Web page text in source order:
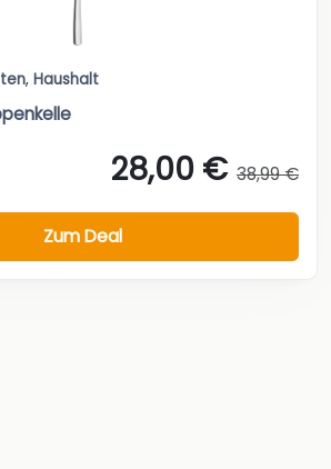
, Haushalt
28,00 € 38,99 €
Zum Deal